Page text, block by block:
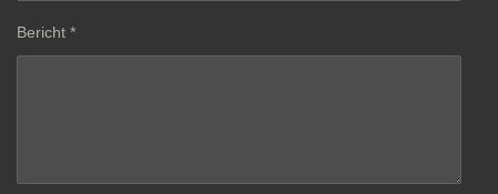
Bericht *